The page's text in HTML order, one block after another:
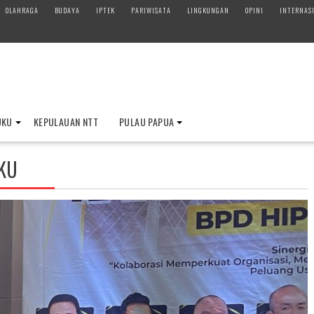
OLAHRAGA BUDAYA IPTEK PARIWISATA LINGKUNGAN OPINI
KEPULAUAN NTT PULAU PAPUA